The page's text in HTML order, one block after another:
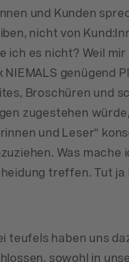
und Kunden
nicht von
ich es nicht? Weil
NIEMALS genügend
Broschüren und
zugestehen
und Leser“
Was mache
treffen. Tut ja
teufels haben uns
sowohl in